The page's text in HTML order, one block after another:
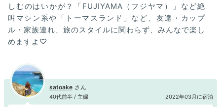
しむのはいかが？「FUJIYAMA（フジヤマ）」など絶
叫マシン系や「トーマスランド」など、友達・カップ
ル・家族連れ、旅のスタイルに関わらず、みんなで楽し
めますよ♡
satoake
40代前半 / 主婦 2022年03月に宿泊